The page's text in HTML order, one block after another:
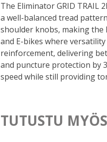
The Eliminator GRID TRAIL
a well-balanced tread
shoulder knobs, making the
and E-bikes where
reinforcement, delivering
and puncture protection by
speed while still providing
TUTUSTU MYÖS